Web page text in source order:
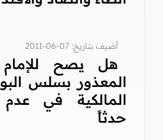
أضيف بتاريخ: 07-06-2011
هل يصح للإمام
المعذور بسلس
المالكية في عدم
حدثاً